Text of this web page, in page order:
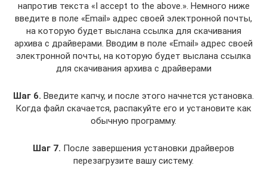
напротив текста «I accept to the above.». Немного ниже
введите в поле «Email» адрес своей электронной почты,
на которую будет выслана ссылка для скачивания
архива с драйверами. Вводим в поле «Email» адрес своей
электронной почты, на которую будет выслана ссылка
для скачивания архива с драйверами
Шаг 6. Введите капчу, и после этого начнется установка.
Когда файл скачается, распакуйте его и установите как
обычную программу.
Шаг 7. После завершения установки драйверов
перезагрузите вашу систему.